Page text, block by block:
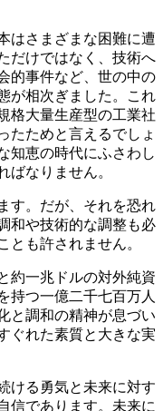
はさまざまな困難に遭
だけではなく、技術へ
的事件など、世の中の
が相次ぎました。これ
格大量生産型の工業社
たためと言えるでしょ
知恵の時代にふさわし
ばなりません。
す。だが、それを恐れ
和や技術的な調整も必
とも許されません。
約一兆ドルの対外純資
持つ一億二千七百万人
と調和の精神が息づい
ぐれた素質と大きな実
ける勇気と未来に対す
信であります。未来に